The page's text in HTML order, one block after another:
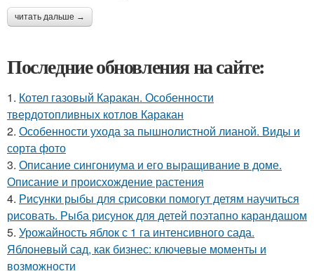
читать дальше →
Последние обновления на сайте:
1. Котел газовый Каракан. Особенности
твердотопливных котлов Каракан
2. Особенности ухода за пышнолистной лианой. Виды и
сорта фото
3. Описание сингониума и его выращивание в доме.
Описание и происхождение растения
4. Рисунки рыбы для срисовки помогут детям научиться
рисовать. Рыба рисунок для детей поэтапно карандашом
5. Урожайность яблок с 1 га интенсивного сада.
Яблоневый сад, как бизнес: ключевые моменты и
возможности